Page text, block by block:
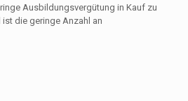
Ausbildungsvergütung in Kauf zu
ist die geringe Anzahl an